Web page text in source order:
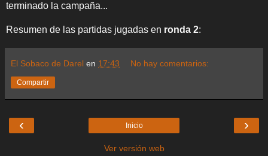
terminado la campaña...
Resumen de las partidas jugadas en ronda 2:
El Sobaco de Darel en 17:43 No hay comentarios:
Compartir
‹ ›
Inicio
Ver versión web